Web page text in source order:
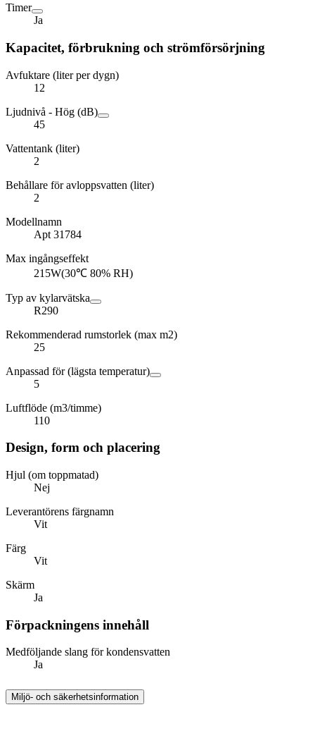
Timer
Ja
Kapacitet, förbrukning och strömförsörjning
Avfuktare (liter per dygn)
12
Ljudnivå - Hög (dB)
45
Vattentank (liter)
2
Behållare för avloppsvatten (liter)
2
Modellnamn
Apt 31784
Max ingångseffekt
215W(30℃ 80% RH)
Typ av kylarvätska
R290
Rekommenderad rumstorlek (max m2)
25
Anpassad för (lägsta temperatur)
5
Luftflöde (m3/timme)
110
Design, form och placering
Hjul (om toppmatad)
Nej
Leverantörens färgnamn
Vit
Färg
Vit
Skärm
Ja
Förpackningens innehåll
Medföljande slang för kondensvatten
Ja
Miljö- och säkerhetsinformation